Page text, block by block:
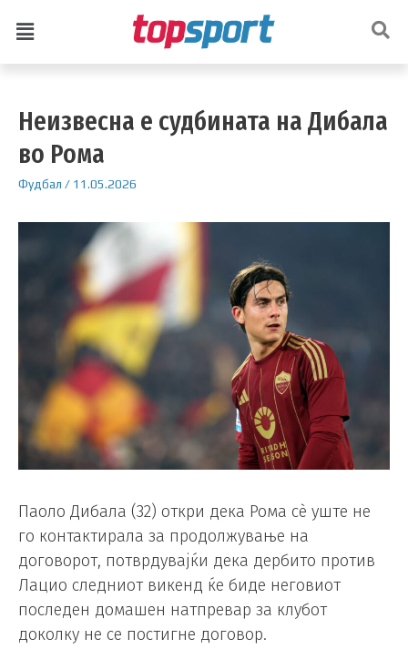
Неизвесна е судбината на Дибала
во Рома
Фудбал / 11.05.2026
Паоло Дибала (32) откри дека Рома сè уште не
го контактирала за продолжување на
договорот, потврдувајќи дека дербито против
Лацио следниот викенд ќе биде неговиот
последен домашен натпревар за клубот
доколку не се постигне договор.